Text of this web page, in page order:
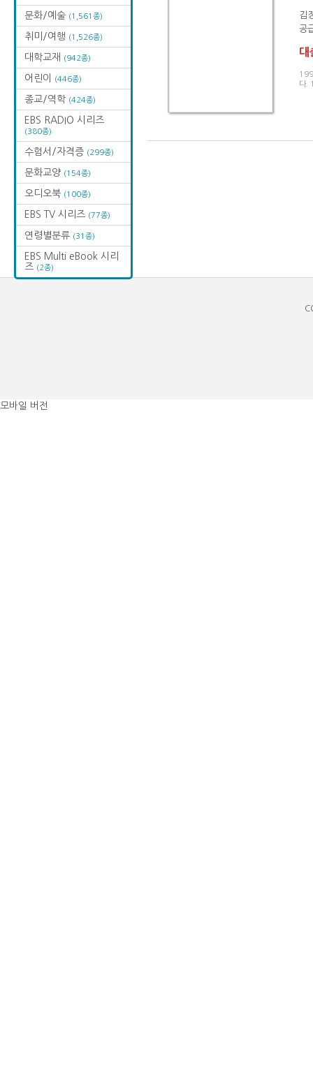
문화/예술 (1,561종)
취미/여행 (1,526종)
대학교재 (942종)
어린이 (446종)
종교/역학 (424종)
EBS RADIO 시리즈
(380종)
수험서/자격증 (299종)
문화교양 (154종)
오디오북 (100종)
EBS TV 시리즈 (77종)
연령별분류 (31종)
EBS Multi eBook 시리
즈 (2종)
김
공
대
다.
모바일 버전